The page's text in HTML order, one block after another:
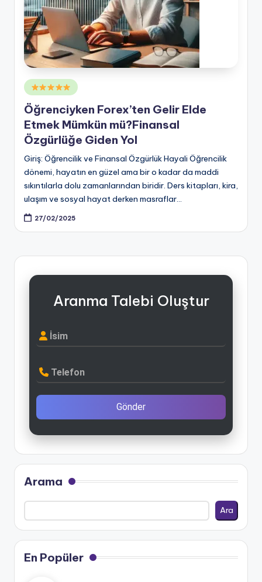
Posted
in
Öğrenciyken Forex’ten Gelir Elde
Etmek Mümkün mü?Finansal
Özgürlüğe Giden Yol
Giriş: Öğrencilik ve Finansal Özgürlük Hayali Öğrencilik
dönemi, hayatın en güzel ama bir o kadar da maddi
sıkıntılarla dolu zamanlarından biridir. Ders kitapları, kira,
ulaşım ve sosyal hayat derken masraflar…
27/02/2025
Aranma Talebi Oluştur
İsim
Telefon
Gönder
Arama
Ara
En Popüler